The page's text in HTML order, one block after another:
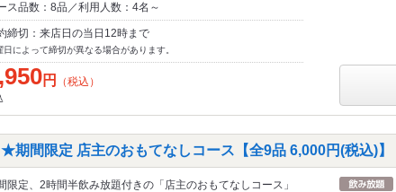
ス品数：8品／利用人数：4名～
締切：来店日の当日12時まで
によって締切が異なる場合があります。
円 （税込）
間限定 店主のおもてなしコース【全9品 6,000円(税込)】
限定、2時間半飲み放題付きの「店主のおもてなしコース」